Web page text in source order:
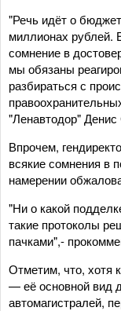
"Речь идёт о
миллионах рублей.
сомнение в
мы обязаны
разбираться с
"Ленавтодор"
Впрочем,
всякие сомнения в
намерении
"Ни о какой
такие протоколы
пачками",-
Отметим, что, хотя
— её основной вид
автомагистралей,